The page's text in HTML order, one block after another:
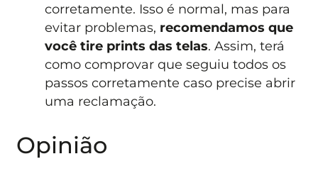
corretamente. Isso é normal, mas para
evitar problemas, recomendamos que
você tire prints das telas. Assim, terá
como comprovar que seguiu todos os
passos corretamente caso precise abrir
uma reclamação.
Opinião